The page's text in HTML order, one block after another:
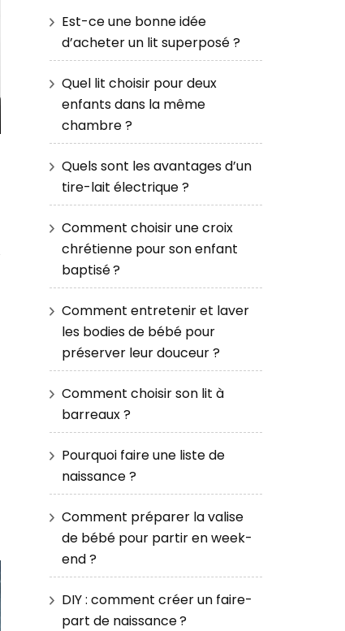
Est-ce une bonne idée
d’acheter un lit superposé ?
Quel lit choisir pour deux
enfants dans la même
chambre ?
Quels sont les avantages d’un
tire-lait électrique ?
Comment choisir une croix
chrétienne pour son enfant
baptisé ?
Comment entretenir et laver
les bodies de bébé pour
préserver leur douceur ?
Comment choisir son lit à
barreaux ?
Pourquoi faire une liste de
naissance ?
Comment préparer la valise
de bébé pour partir en week-
end ?
DIY : comment créer un faire-
part de naissance ?